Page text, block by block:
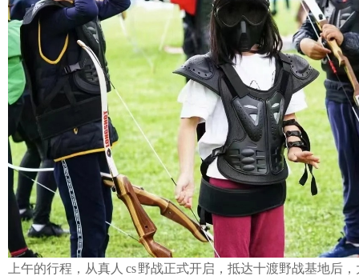
上午的行程，从真人 cs 野战正式开启 ， 抵达十渡野战基地后